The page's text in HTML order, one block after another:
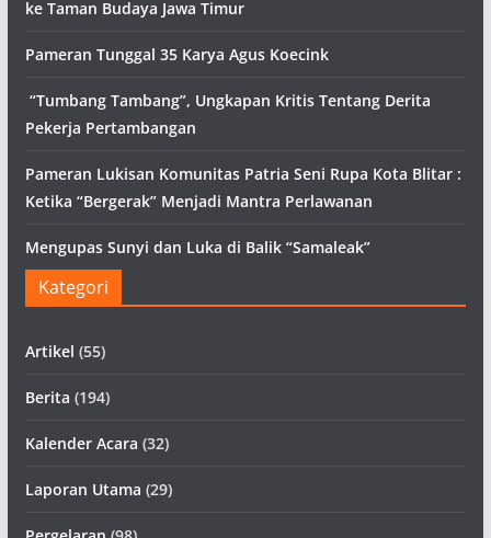
ke Taman Budaya Jawa Timur
Pameran Tunggal 35 Karya Agus Koecink
“Tumbang Tambang”, Ungkapan Kritis Tentang Derita
Pekerja Pertambangan
Pameran Lukisan Komunitas Patria Seni Rupa Kota Blitar :
Ketika “Bergerak” Menjadi Mantra Perlawanan
Mengupas Sunyi dan Luka di Balik “Samaleak”
Kategori
Artikel (55)
Berita (194)
Kalender Acara (32)
Laporan Utama (29)